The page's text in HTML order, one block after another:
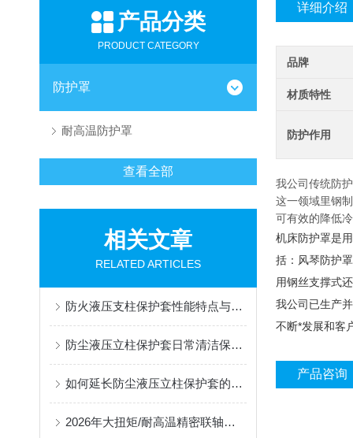
产品分类
PRODUCT CATEGORY
防护罩
耐高温防护罩
查看全部
相关文章
RELATED ARTICLES
防火液压支柱保护套性能特点与阻燃防护应用
防尘液压立柱保护套日常清洁保养与更换规范
如何延长防尘液压立柱保护套的使用寿命？
2026年大扭矩/耐高温精密联轴器定制找哪家？能实现精准定制的优质厂家盘点
详细介绍
品牌
材质特性
防护作用
我公司传统防
这一领域里钢
可有效的降低
机床防护罩是
括：风琴防护
用钢丝支撑式
我公司已生产
不断*发展和客
产品咨询